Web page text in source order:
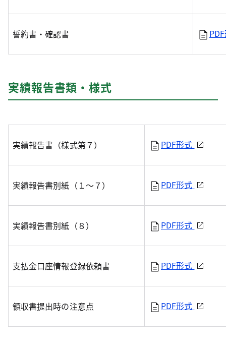
誓約書・確認書
実績報告書類・様式
実績報告書（様式第７） PDF形式
実績報告書別紙（１～７） PDF形式
実績報告書別紙（８） PDF形式
支払金口座情報登録依頼書 PDF形式
領収書提出時の注意点 PDF形式